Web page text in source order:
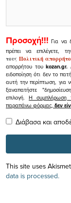
Προσοχή!!! Για να
πρέπει να επιλέγετε,
τουςΠολιτική
απορρήτου τουkozan.gr.
ειδοποίηση ότι δεν το
αυτή την περίπτωση, για
ξαναπατήστε
επιλογή.Η συμπλήρωση
παραπάνω φόρμας, δεν
Διάβασα και
This site uses
data is processed.